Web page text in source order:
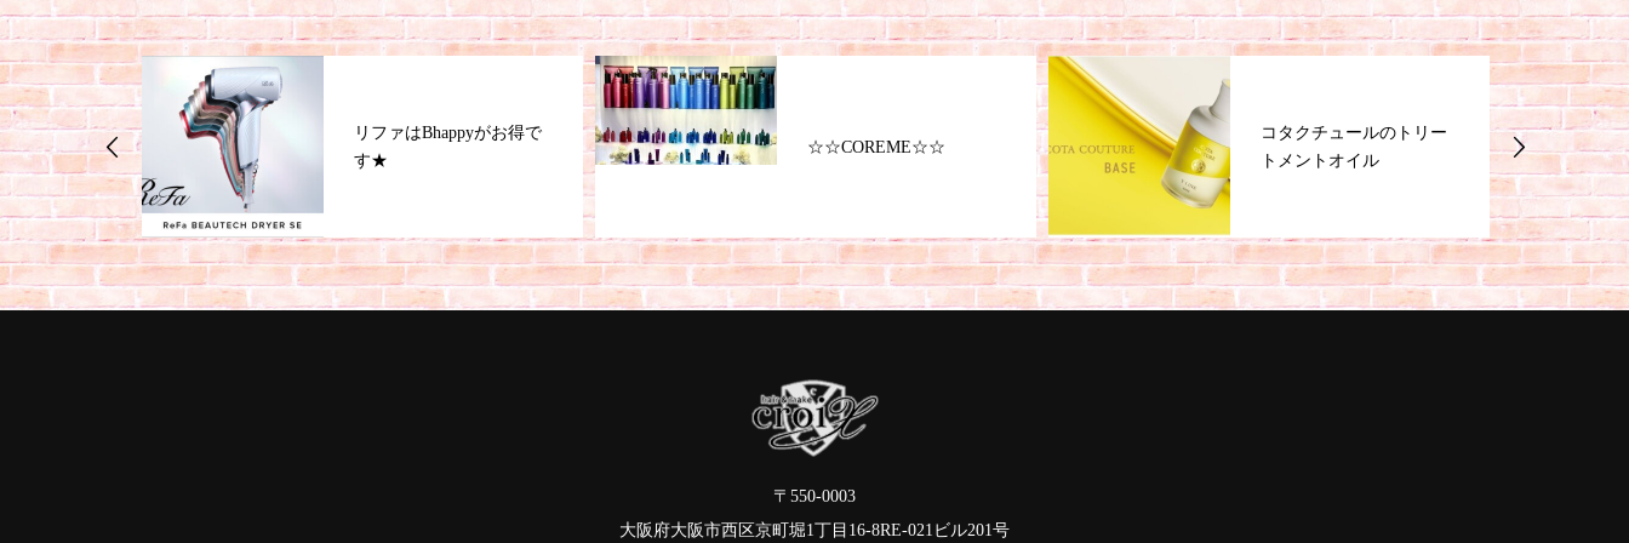
の酸性ス
リファはBhappyがお得で
す★
☆☆COREME☆☆
コタクチュールのトリー
トメントオイル
〒550-0003
大阪府大阪市西区京町堀1丁目16-8RE-021ビル201号